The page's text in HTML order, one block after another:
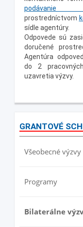
prostredníctvom
sídle agentúry.
Odpovede sú
doručené
Agentúra
do 2
uzavretia výzvy.
GRANTOVÉ
Všeobecné výzvy
Programy
Bilaterálne